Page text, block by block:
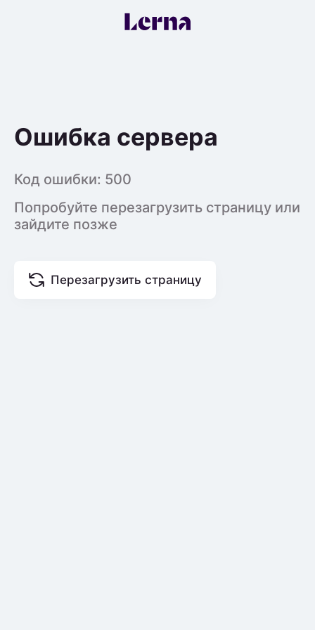
Ошибка сервера
Код ошибки: 500
Попробуйте перезагрузить страницу или
зайдите позже
Перезагрузить страницу